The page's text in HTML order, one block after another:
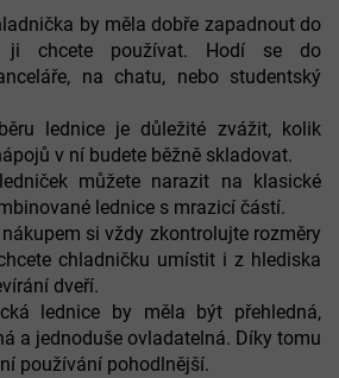
r
v
v
ý
p
s
u
by měla dobře zapadnout do
ji chcete používat. Hodí se do
na chatu, nebo studentský
lednice je důležité zvážit, kolik
v ní budete běžně skladovat.
můžete narazit na klasické
lednice s mrazicí částí.
nákupem si vždy zkontrolujte rozměry
chladničku umístit i z hlediska
dveří.
lednice by měla být přehledná,
a jednoduše ovladatelná. Díky tomu
používání pohodlnější.